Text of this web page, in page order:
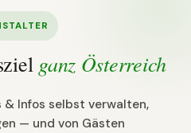
ganz Österreich
& Infos selbst verwalten,
— und von Gästen